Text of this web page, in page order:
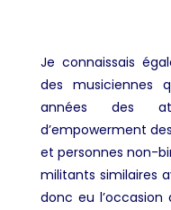
Je connaissais
des musiciennes
années des
d’empowerment
et personnes non-
militants similaires
donc eu l’occasion